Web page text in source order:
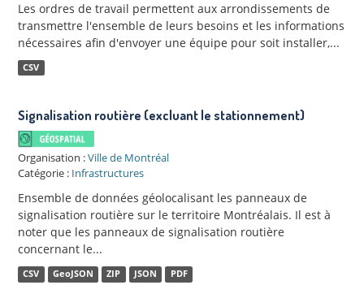
Les ordres de travail permettent aux arrondissements de
transmettre l'ensemble de leurs besoins et les informations
nécessaires afin d'envoyer une équipe pour soit installer,...
CSV
Signalisation routière (excluant le stationnement)
Organisation :Ville de Montréal
Catégorie : Infrastructures
Ensemble de données géolocalisant les panneaux de
signalisation routière sur le territoire Montréalais. Il est à
noter que les panneaux de signalisation routière
concernant le...
CSV GeoJSON ZIP JSON PDF